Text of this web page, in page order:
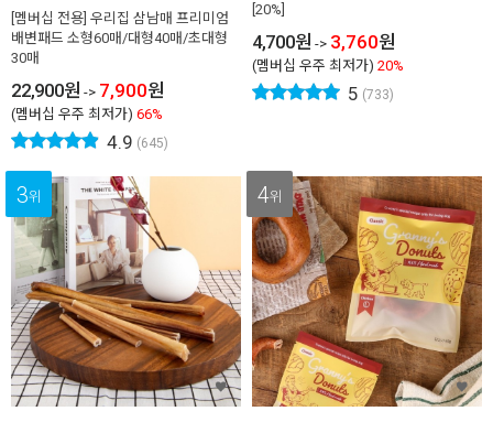
[멤버십 전용] 우리집 삼남매 프리미엄
배변패드 소형60매/대형40매/초대형
30매
22,900원 -> 7,900원
(멤버십 우주 최저가) 66%
4.9 (645)
[20%]
4,700원 -> 3,760원
(멤버십 우주 최저가) 20%
5 (733)
3위 4위